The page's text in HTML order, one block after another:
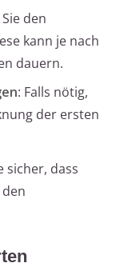
den
kann je nach
dauern.
: Falls nötig,
der ersten
sicher, dass